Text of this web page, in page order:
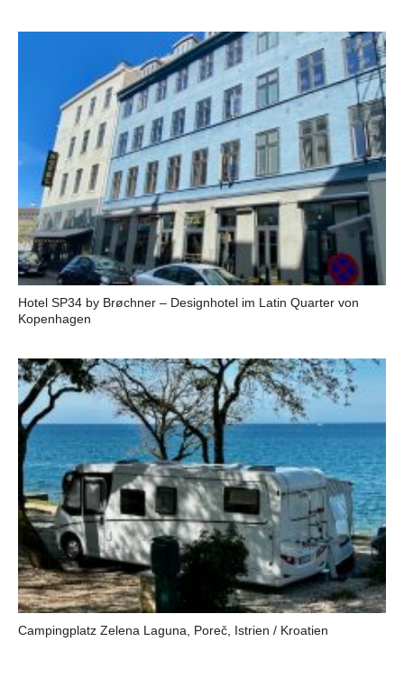
Hotel SP34 by Brøchner – Designhotel im Latin Quarter von
Kopenhagen
Campingplatz Zelena Laguna, Poreč, Istrien / Kroatien